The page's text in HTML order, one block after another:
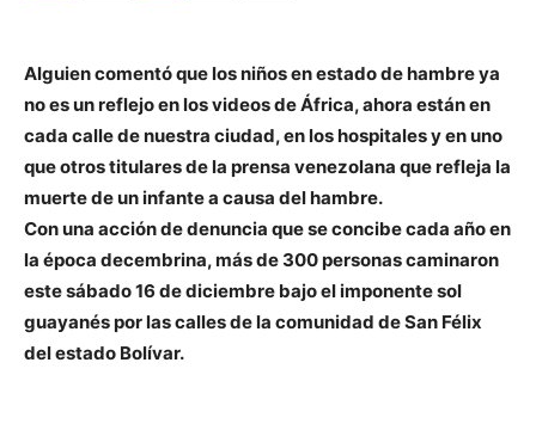
Alguien comentó que los niños en estado de hambre ya
no es un reflejo en los videos de África, ahora están en
cada calle de nuestra ciudad, en los hospitales y en uno
que otros titulares de la prensa venezolana que refleja la
muerte de un infante a causa del hambre.
Con una acción de denuncia que se concibe cada año en
la época decembrina, más de 300 personas caminaron
este sábado 16 de diciembre bajo el imponente sol
guayanés por las calles de la comunidad de San Félix
del estado Bolívar.